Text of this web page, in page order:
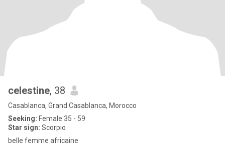
celestine, 38
Casablanca, Grand Casablanca, Morocco
Seeking: Female 35 - 59
Star sign: Scorpio
belle femme africaine